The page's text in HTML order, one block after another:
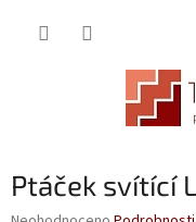
Ptáček svítící